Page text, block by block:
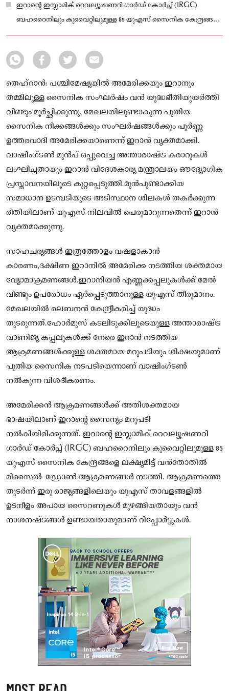
ഇറാന്റെ ഇസ്ലാമിക് റെവല്യൂഷണറി ഗാർഡ് കോർപ്സ് (IRGC)
ബഹറൈനിലും കുവൈറ്റിലുമുള്ള 85 യുഎസ് സൈനിക കേന്ദ്രങ്ങളെ
ലക്ഷ്യമിട്ട് വൻതോതിൽ മിസൈൽ-ഡ്രോൺ ആക്രമണങ്ങൾ നടത്തി.
തെഹ്റാൻ: പശ്ചിമേഷ്യയിൽ അമേരിക്കയും ഇറാനും
തമ്മിലുള്ള സൈനിക സംഘർഷം വൻ യുദ്ധഭീതിയുയർത്തി
വീണ്ടും മൂർച്ഛിക്കുന്നു. മേഖലയിലുണ്ടാകുന്ന പുതിയ
സൈനിക നീക്കങ്ങൾക്കും സംഘർഷങ്ങൾക്കും പൂർണ്ണ
ഉത്തരവാദി അമേരിക്കയാണെന്ന് ഇറാൻ വ്യക്തമാക്കി.
വാഷിംഗ്ടൺ മുൻപ് ഒപ്പുവെച്ച അന്താരാഷ്ട്ര കരാറുകൾ
ലംഘിച്ചതായും ഇറാൻ വിദേശകാര്യ മന്ത്രാലയം ഔദ്യോഗിക
പ്രസ്താവനയിലൂടെ കുറ്റപ്പെടുത്തി.മുൻപുണ്ടാക്കിയ
സമാധാന ഉടമ്പടിയുടെ അടിസ്ഥാന ശിലകൾ തകർക്കുന്ന
രീതിയിലാണ് യുഎസ് നിലവിൽ പെരുമാറുന്നതെന്ന് ഇറാൻ
വ്യക്തമാക്കുന്നു.
സാഹചര്യങ്ങൾ ഇത്രത്തോളം വഷളാകാൻ
കാരണം,ദക്ഷിണ ഇറാനിൽ അമേരിക്ക നടത്തിയ ശക്തമായ
വ്യോമാക്രമണങ്ങൾ.ഇറാനിയൻ എണ്ണക്കപ്പലുകൾക്ക് മേൽ
വീണ്ടും ഉപരോധം ഏർപ്പെടുത്താനുള്ള യുഎസ് തീരുമാനം.
മേഖലയിൽ ലെബനൻ കേന്ദ്രീകരിച്ച് യുദ്ധം
തുടരുന്നത്.ഹോർമുസ് കടലിടുക്കിലൂടെയുള്ള അന്താരാഷ്ട്ര
വാണിജ്യ കപ്പലുകൾക്ക് നേരെ ഇറാൻ നടത്തിയ
ആക്രമണങ്ങൾക്കുള്ള ശക്തമായ മറുപടിയും ശിക്ഷയുമാണ്
പുതിയ സൈനിക നടപടിയെന്നാണ് വാഷിംഗ്ടൺ
നൽകുന്ന വിശദീകരണം.
അമേരിക്കൻ ആക്രമണങ്ങൾക്ക് അതിശക്തമായ
ഭാഷയിലാണ് ഇറാന്റെ സൈന്യം മറുപടി
നൽകിയിരിക്കുന്നത്. ഇറാന്റെ ഇസ്ലാമിക് റെവല്യൂഷണറി
ഗാർഡ് കോർപ്സ് (IRGC) ബഹറൈനിലും കുവൈറ്റിലുമുള്ള 85
യുഎസ് സൈനിക കേന്ദ്രങ്ങളെ ലക്ഷ്യമിട്ട് വൻതോതിൽ
മിസൈൽ-ഡ്രോൺ ആക്രമണങ്ങൾ നടത്തി. ആക്രമണത്തെ
തുടർന്ന് ഇരു രാജ്യങ്ങളിലെയും യുഎസ് താവളങ്ങളിൽ
ഉടനീളം അപായ സൈറണുകൾ മുഴങ്ങിയതായും വൻ
നാശനഷ്ടങ്ങൾ ഉണ്ടായതായുമാണ് റിപ്പോർട്ടുകൾ.